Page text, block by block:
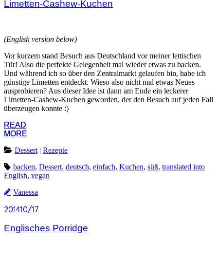
Limetten-Cashew-Kuchen
(English version below)
Vor kurzem stand Besuch aus Deutschland vor meiner lettischen
Tür! Also die perfekte Gelegenheit mal wieder etwas zu backen.
Und während ich so über den Zentralmarkt gelaufen bin, habe ich
günstige Limetten entdeckt. Wieso also nicht mal etwas Neues
ausprobieren? Aus dieser Idee ist dann am Ende ein leckerer
Limetten-Cashew-Kuchen geworden, der den Besuch auf jeden Fall
überzeugen konnte :)
READ
MORE
READ
MORE
Dessert| Rezepte
backen, Dessert, deutsch, einfach, Kuchen, süß, translated into
English, vegan
Vanessa
201410/17
201410/17
Englisches Porridge